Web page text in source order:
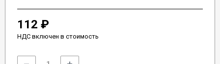
112 ₽
НДС включен в стоимость